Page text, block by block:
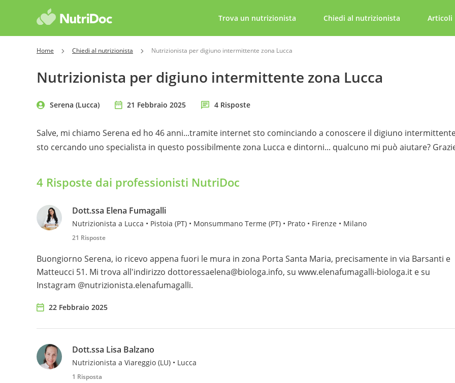
Trova un nutrizionista Chiedi al nutrizionista Articoli
Home Chiedi al nutrizionista Nutrizionista per digiuno intermittente zona Lucca
Nutrizionista per digiuno intermittente zona Lucca
Serena (Lucca) 21 Febbraio 2025 4 Risposte
Salve, mi chiamo Serena ed ho 46 anni...tramite internet sto cominciando a conoscere il digiuno
sto cercando uno specialista in questo possibilmente zona Lucca e dintorni... qualcuno mi può aiutare?
4 Risposte dai professionisti NutriDoc
Dott.ssa Elena Fumagalli
Nutrizionista a Lucca • Pistoia (PT) • Monsummano Terme (PT) • Prato • Firenze • Milano
21 Risposte
Buongiorno Serena, io ricevo appena fuori le mura in zona Porta Santa Maria, precisamente in via Barsanti e
Matteucci 51. Mi trova all'indirizzo dottoressaelena@biologa.info, su www.elenafumagalli-biologa.it e su
Instagram @nutrizionista.elenafumagalli.
22 Febbraio 2025
Dott.ssa Lisa Balzano
Nutrizionista a Viareggio (LU) • Lucca
1 Risposta